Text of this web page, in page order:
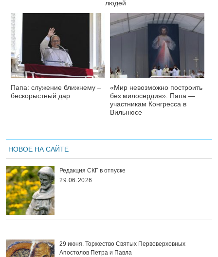
людей
Папа: служение ближнему –
бескорыстный дар
«Мир невозможно построить
без милосердия». Папа —
участникам Конгресса в
Вильнюсе
НОВОЕ НА САЙТЕ
Редакция СКГ в отпуске
29.06.2026
29 июня. Торжество Святых Первоверховных
Апостолов Петра и Павла